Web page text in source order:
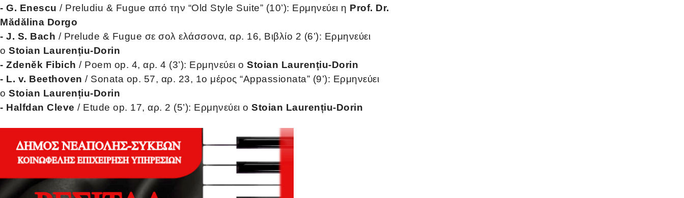
- G. Enescu / Preludiu & Fugue από την “Old Style Suite” (10’): Ερμηνεύει η Prof. Dr.
Mădălina Dorgo
- J. S. Bach / Prelude & Fugue σε σολ ελάσσονα, αρ. 16, Βιβλίο 2 (6’): Ερμηνεύει
ο Stoian Laurențiu-Dorin
- Zdeněk Fibich / Poem op. 4, αρ. 4 (3’): Ερμηνεύει ο Stoian Laurențiu-Dorin
- L. v. Beethoven / Sonata op. 57, αρ. 23, 1ο μέρος “Appassionata” (9’): Ερμηνεύει
ο Stoian Laurențiu-Dorin
- Halfdan Cleve / Etude op. 17, αρ. 2 (5’): Ερμηνεύει ο Stoian Laurențiu-Dorin